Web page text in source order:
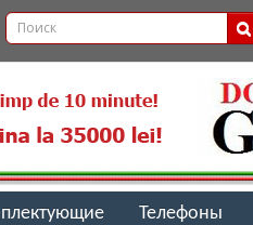
Телефоны